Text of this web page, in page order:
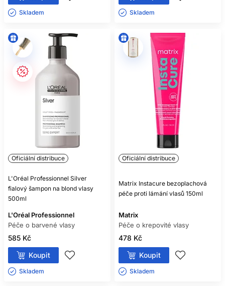
Skladem ㅤ Skladem ㅤ
Oficiální distribuce
L'Oréal Professionnel Silver
fialový šampon na blond vlasy
500ml
L'Oréal Professionnel
Péče o barvené vlasy
585 Kč
Koupit
Skladem ㅤ
Oficiální distribuce
Matrix Instacure bezoplachová
péče proti lámání vlasů 150ml
Matrix
Péče o krepovité vlasy
478 Kč
Koupit
Skladem ㅤ